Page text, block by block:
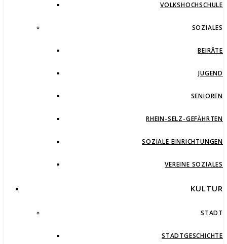
VOLKSHOCHSCHULE
SOZIALES
BEIRÄTE
JUGEND
SENIOREN
RHEIN-SELZ-GEFÄHRTEN
SOZIALE EINRICHTUNGEN
VEREINE SOZIALES
KULTUR
STADT
STADTGESCHICHTE